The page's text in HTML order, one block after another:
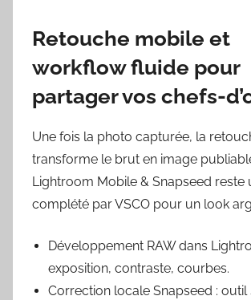
Retouche mobile et
workflow fluide pour
partager vos chefs-
Une fois la photo capturée, la
transforme le brut en image
Lightroom Mobile & Snapseed reste
complété par VSCO pour un look
Développement RAW dans
exposition, contraste, courbes.
Correction locale Snapseed :